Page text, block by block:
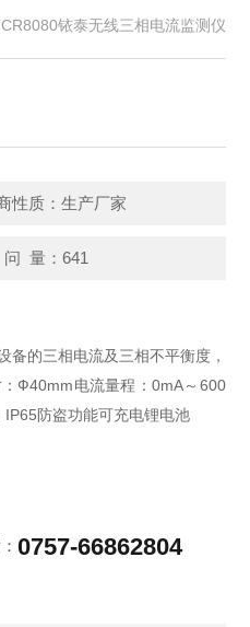
铱泰无线三相电流监测仪
性质：生产厂家
量：641
备的三相电流及三相不平衡度，
Ф40mm电流量程：0mA～600
防盗功能可充电锂电池
0757-66862804